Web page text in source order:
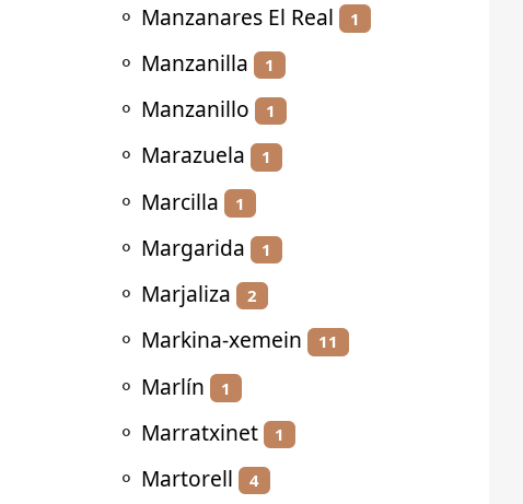
⚬ Manzanares El Real 1
⚬ Manzanilla 1
⚬ Manzanillo 1
⚬ Marazuela 1
⚬ Marcilla 1
⚬ Margarida 1
⚬ Marjaliza 2
⚬ Markina-xemein 11
⚬ Marlín 1
⚬ Marratxinet 1
⚬ Martorell 4